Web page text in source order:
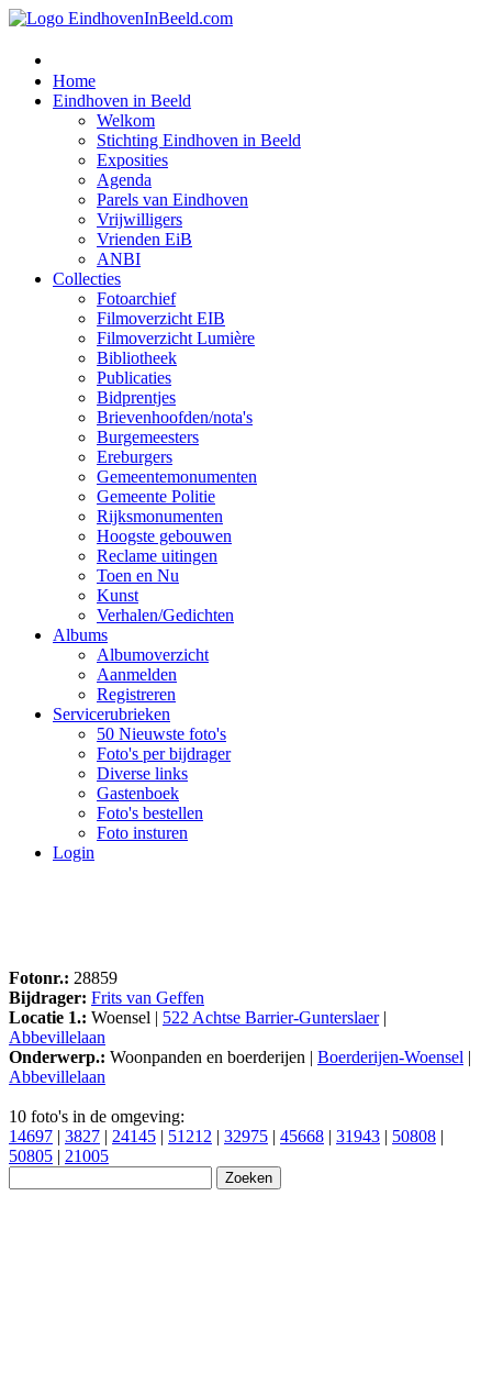
Home
Eindhoven in Beeld
Welkom
Stichting Eindhoven in Beeld
Exposities
Agenda
Parels van Eindhoven
Vrijwilligers
Vrienden EiB
ANBI
Collecties
Fotoarchief
Filmoverzicht EIB
Filmoverzicht Lumière
Bibliotheek
Publicaties
Bidprentjes
Brievenhoofden/nota's
Burgemeesters
Ereburgers
Gemeentemonumenten
Gemeente Politie
Rijksmonumenten
Hoogste gebouwen
Reclame uitingen
Toen en Nu
Kunst
Verhalen/Gedichten
Albums
Albumoverzicht
Aanmelden
Registreren
Servicerubrieken
50 Nieuwste foto's
Foto's per bijdrager
Diverse links
Gastenboek
Foto's bestellen
Foto insturen
Login
Fotonr.: 28859
Bijdrager: Frits van Geffen
Locatie 1.: Woensel | 522 Achtse Barrier-Gunterslaer|
Abbevillelaan
Onderwerp.: Woonpanden en boerderijen | Boerderijen-Woensel |
Abbevillelaan
10 foto's in de omgeving:
14697 | 3827 | 24145 | 51212 | 32975 | 45668 | 31943 | 50808 |
50805 | 21005